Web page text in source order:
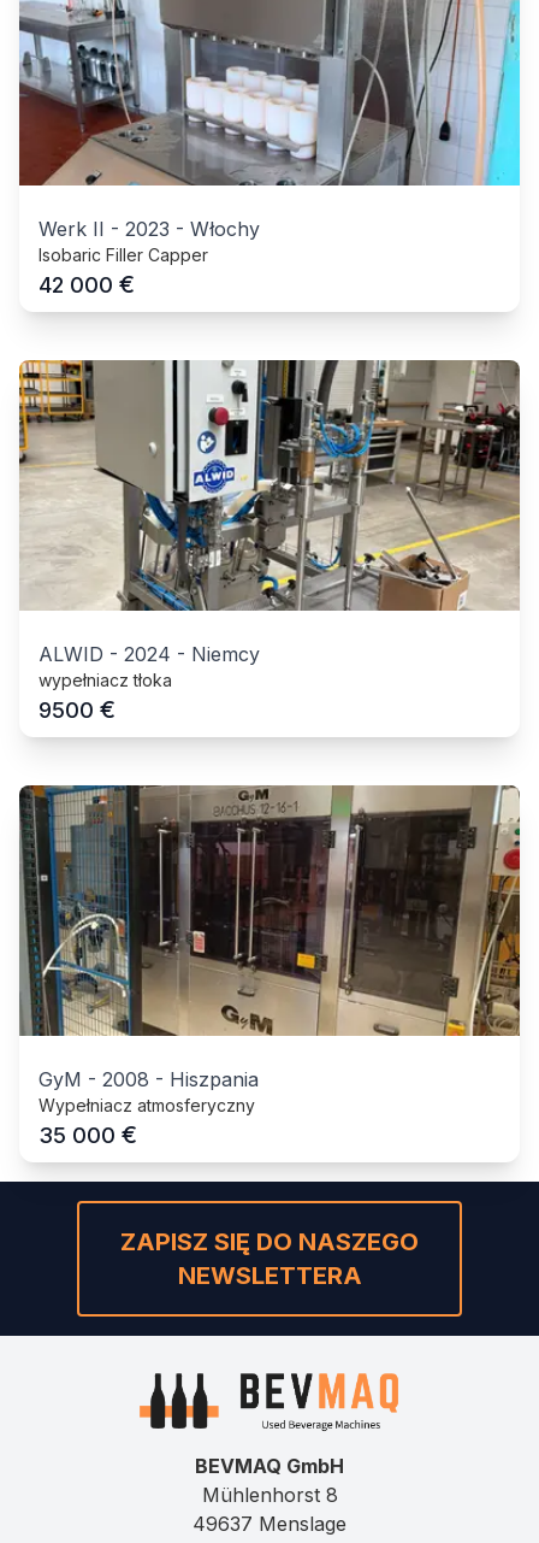
Werk II - 2023 - Włochy
Isobaric Filler Capper
42 000 €
ALWID - 2024 - Niemcy
wypełniacz tłoka
9500 €
GyM - 2008 - Hiszpania
Wypełniacz atmosferyczny
35 000 €
ZAPISZ SIĘ DO NASZEGO
NEWSLETTERA
BEVMAQ GmbH
Mühlenhorst 8
49637 Menslage